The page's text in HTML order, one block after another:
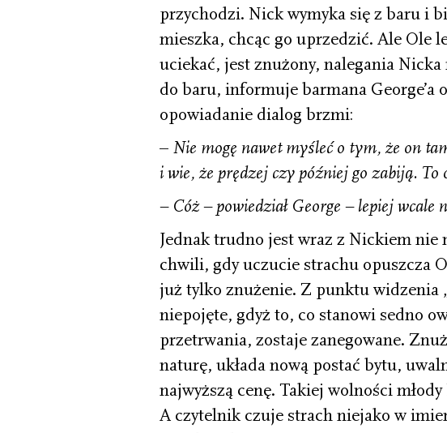
przychodzi. Nick wymyka się z baru i
mieszka, chcąc go uprzedzić. Ale Ole
uciekać, jest znużony, nalegania
do baru, informuje barmana George’a
opowiadanie dialog brzmi:
– Nie mogę nawet myśleć o tym, że on
i wie, że prędzej czy później go zabiją. To
– Cóż – powiedział George – lepiej wcale
Jednak trudno jest wraz z Nickiem nie
chwili, gdy uczucie strachu opuszcza
już tylko znużenie. Z punktu widzenia
niepojęte, gdyż to, co stanowi sedno
przetrwania, zostaje zanegowane.
naturę, układa nową postać bytu,
najwyższą cenę. Takiej wolności
A czytelnik czuje strach niejako w